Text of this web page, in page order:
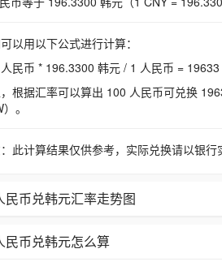
以用以下公式进行计算：
民币 * 196.3300 韩元 / 1 人民币 =
根据汇率可以算出 100 人民币可兑换
。
此计算结果仅供参考，实际兑换请以银行
民币兑韩元汇率走势图
民币兑韩元怎么算